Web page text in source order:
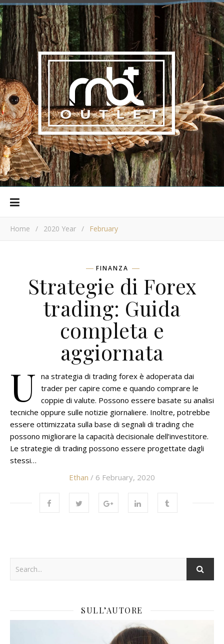
Home / 2020 Year / February
FINANZA
Strategie di Forex
trading: Guida
completa e
aggiornata
U na strategia di trading forex è adoperata dai
trader per capire come e quando comprare le
coppie di valute. Possono essere basate su analisi
tecniche oppure sulle notizie giornaliere. Inoltre, potrebbe
essere ottimizzata sulla base di segnali di trading che
possono migliorare la capacità decisionale dell’investitore.
Le strategie di trading possono essere progettate dagli
stessi…
Ethan / 6 February, 2020
SULL’AUTORE